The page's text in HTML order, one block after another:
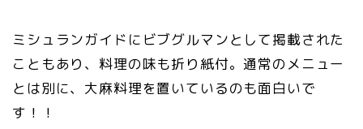
ミシュランガイドにビブグルマンとして掲載された
こともあり、料理の味も折り紙付。通常のメニュー
とは別に、大麻料理を置いているのも面白いで
す！！